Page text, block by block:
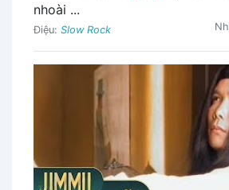
nhoài ...
Điệu: Slow Rock